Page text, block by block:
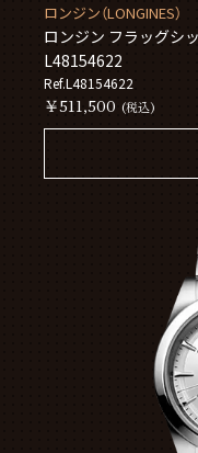
ロンジン（LONGINES）
ロンジン フラッグシ
L48154622
Ref.L48154622
￥511,500 (税込)